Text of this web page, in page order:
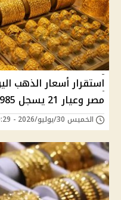
مصر وعيار 21 يسجل 5985 جنيه للجرام
الخميس 30/يوليو/2026 - 09:29 ص